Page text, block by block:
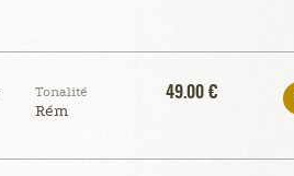
Tonalité
Rém
49.00 €